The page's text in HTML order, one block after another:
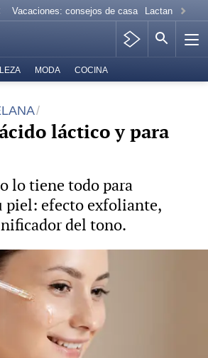
Vacaciones: consejos de casa Lactancia
MODA COCINA
láctico y para
lo tiene todo para
piel: efecto exfoliante,
del tono.